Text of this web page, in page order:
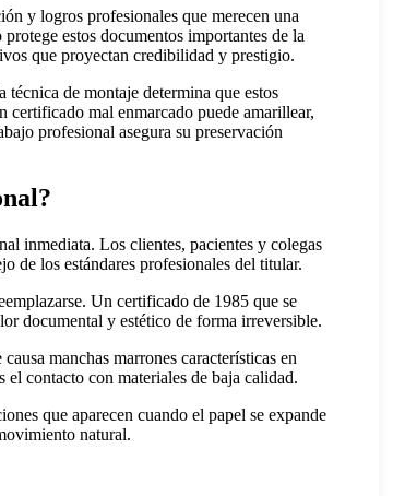
y logros profesionales que merecen una
estos documentos importantes de la
que proyectan credibilidad y prestigio.
de montaje determina que estos
certificado mal enmarcado puede amarillear,
profesional asegura su preservación
inmediata. Los clientes, pacientes y colegas
de los estándares profesionales del titular.
Un certificado de 1985 que se
documental y estético de forma irreversible.
manchas marrones características en
contacto con materiales de baja calidad.
que aparecen cuando el papel se expande
natural.